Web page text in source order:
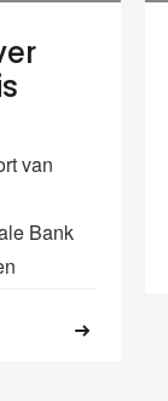
van
Bank